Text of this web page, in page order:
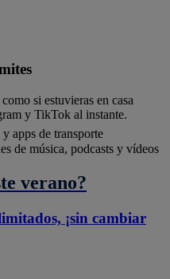
si estuvieras en casa
y TikTok al instante.
apps de transporte
de música, podcasts y vídeos
verano?
¡sin cambiar